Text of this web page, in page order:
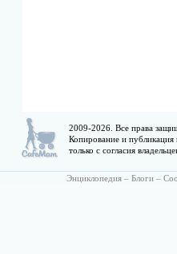
2009-2026. Все права
Копирование и публикация
только с согласия
Энциклопедия – Блоги –